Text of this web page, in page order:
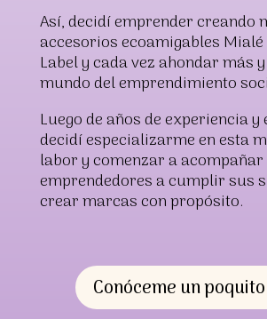
Así, decidí emprender creando
accesorios ecoamigables Mialé
Label y cada vez ahondar más
mundo del emprendimiento
Luego de años de experiencia y
decidí especializarme en esta
labor y comenzar a acompañar
emprendedores a cumplir sus
crear marcas con propósito.
Conóceme un